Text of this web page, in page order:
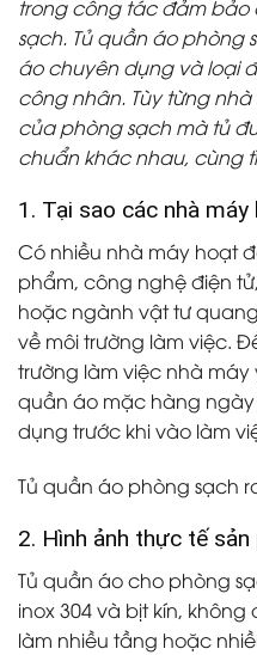
trong công tác đảm
sạch. Tủ quần áo phòng
áo chuyên dụng và loại
công nhân. Tùy từng
của phòng sạch mà tủ
chuẩn khác nhau, cùng
1. Tại sao các nhà
Có nhiều nhà máy hoạt
phẩm, công nghệ điện
hoặc ngành vật tư
về môi trường làm việc.
trường làm việc nhà
quần áo mặc hàng
dụng trước khi vào làm
Tủ quần áo phòng sạch
2. Hình ảnh thực tế sản
Tủ quần áo cho phòng
inox 304 và bịt kín,
làm nhiều tầng hoặc